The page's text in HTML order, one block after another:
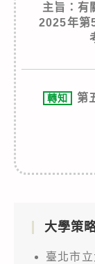
主旨：有
2025年第
轉知
第
大學策
臺北市立